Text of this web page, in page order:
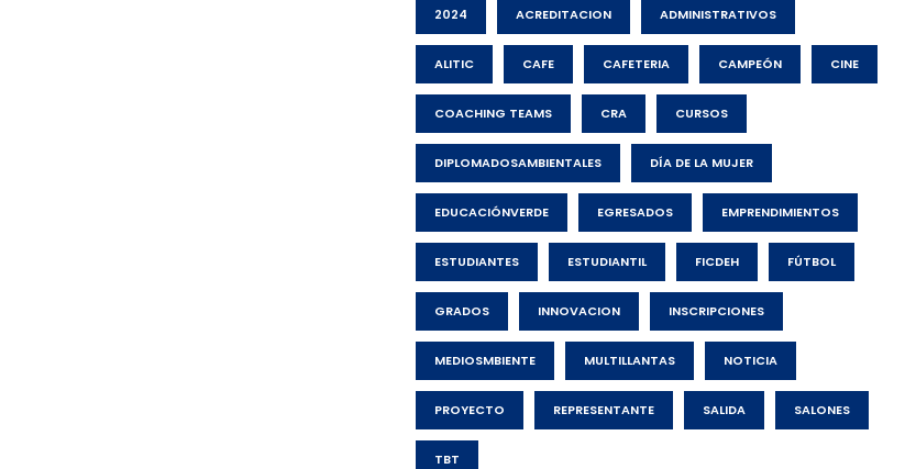
2024 ACREDITACION ADMINISTRATIVOS
ALITIC CAFE CAFETERIA CAMPEÓN CINE
COACHING TEAMS CRA CURSOS
DIPLOMADOSAMBIENTALES DÍA DE LA MUJER
EDUCACIÓNVERDE EGRESADOS EMPRENDIMIENTOS
ESTUDIANTES ESTUDIANTIL FICDEH FÚTBOL
GRADOS INNOVACION INSCRIPCIONES
MEDIOSMBIENTE MULTILLANTAS NOTICIA
PROYECTO REPRESENTANTE SALIDA SALONES
TBT